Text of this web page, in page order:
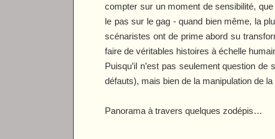
compter sur un moment de sensibilité,
le pas sur le gag - quand bien même, la
scénaristes ont de prime abord su
faire de véritables histoires à échelle
Puisqu’il n’est pas seulement question
défauts), mais bien de la manipulation de
Panorama à travers quelques zodépis…